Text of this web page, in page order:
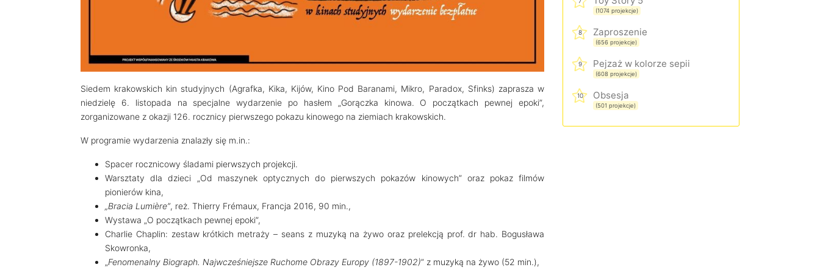
Siedem krakowskich kin studyjnych (Agrafka, Kika, Kijów, Kino Pod Baranami, Mikro, Paradox, Sfinks) zaprasza w
niedzielę 6. listopada na specjalne wydarzenie po hasłem „Gorączka kinowa. O początkach pewnej epoki”,
zorganizowane z okazji 126. rocznicy pierwszego pokazu kinowego na ziemiach krakowskich.
W programie wydarzenia znalazły się m.in.:
Spacer rocznicowy śladami pierwszych projekcji.
Warsztaty dla dzieci „Od maszynek optycznych do pierwszych pokazów kinowych” oraz pokaz filmów
pionierów kina,
„Bracia Lumière”, reż. Thierry Frémaux, Francja 2016, 90 min.,
Wystawa „O początkach pewnej epoki”,
Charlie Chaplin: zestaw krótkich metraży – seans z muzyką na żywo oraz prelekcją prof. dr hab. Bogusława
Skowronka,
„Fenomenalny Biograph. Najwcześniejsze Ruchome Obrazy Europy (1897-1902)” z muzyką na żywo (52 min.),
(1074 projekcje)
8 Zaproszenie
(656 projekcje)
9 Pejzaż w kolorze sepii
(608 projekcje)
10 Obsesja
(501 projekcje)